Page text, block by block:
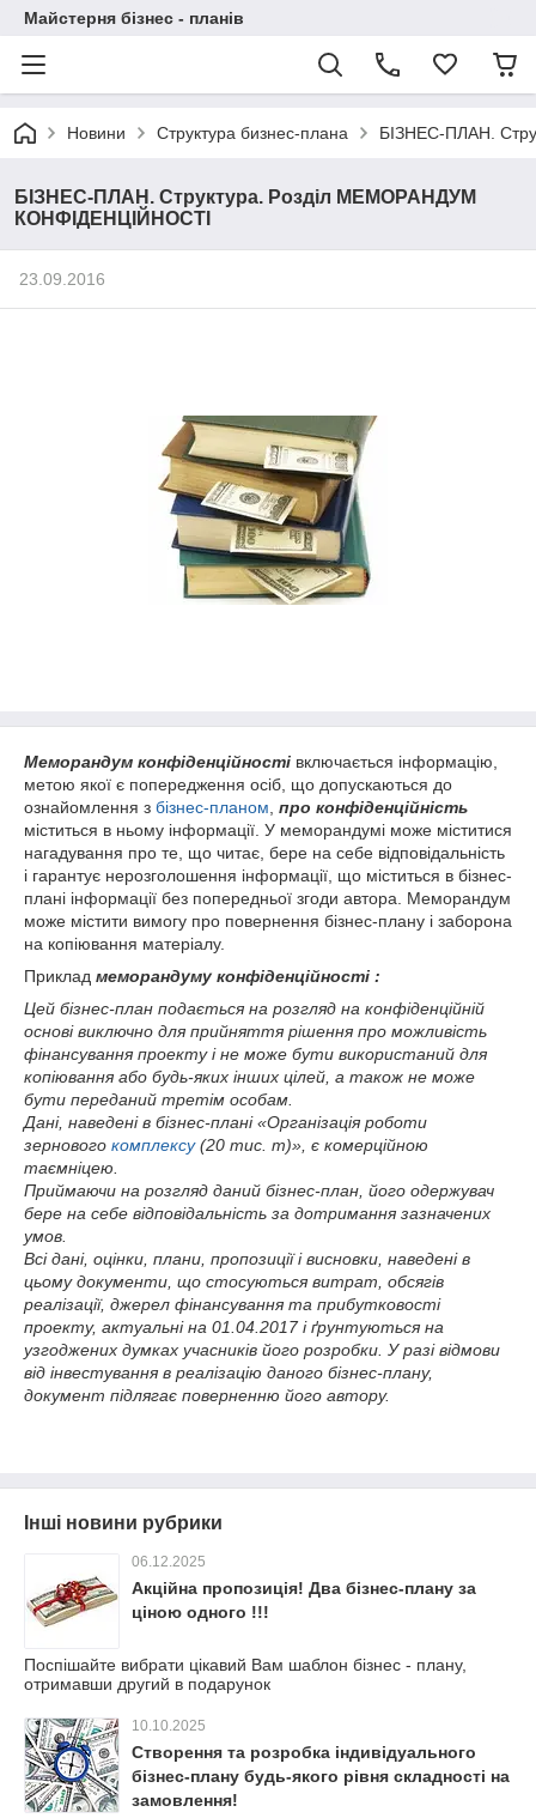
Майстерня бізнес - планів
Новини Структура бизнес-плана БІЗНЕС-ПЛАН.
БІЗНЕС-ПЛАН. Структура. Розділ МЕМОРАНДУМ
КОНФІДЕНЦІЙНОСТІ
23.09.2016
Меморандум конфіденційності включається інформацію,
метою якої є попередження осіб, що допускаються до
ознайомлення з бізнес-планом про конфіденційність
міститься в ньому інформації. У меморандумі може міститися
нагадування про те, що читає, бере на себе відповідальність
і гарантує нерозголошення інформації, що міститься в бізнес-
плані інформації без попередньої згоди автора. Меморандум
може містити вимогу про повернення бізнес-плану і заборона
на копіювання матеріалу.
Приклад меморандуму конфіденційності :
Цей бізнес-план подається на розгляд на конфіденційній
основі виключно для прийняття рішення про можливість
фінансування проекту і не може бути використаний для
копіювання або будь-яких інших цілей, а також не може
бути переданий третім особам.
Дані, наведені в бізнес-плані «Організація роботи
зернового комплексу(20 тис. т)», є комерційною
таємніцею.
Приймаючи на розгляд даний бізнес-план, його одержувач
бере на себе відповідальність за дотримання зазначених
умов.
Всі дані, оцінки, плани, пропозиції і висновки, наведені в
цьому документи, що стосуються витрат, обсягів
реалізації, джерел фінансування та прибутковості
проекту, актуальні на 01.04.2017 і ґрунтуються на
узгоджених думках учасників його розробки. У разі відмови
від інвестування в реалізацію даного бізнес-плану,
документ підлягає поверненню його автору.
Інші новини рубрики
06.12.2025
Акційна пропозиція! Два бізнес-плану за
ціною одного !!!
Поспішайте вибрати цікавий Вам шаблон бізнес - плану,
отримавши другий в подарунок
10.10.2025
Створення та розробка індивідуального
бізнес-плану будь-якого рівня складності на
замовлення!